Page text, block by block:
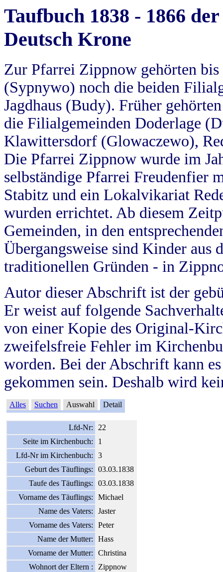
Taufbuch 1838 - 1866
Deutsch Krone
Zur Pfarrei Zippnow gehörten
(Sypnywo) noch die beiden
Jagdhaus (Budy). Früher
die Filialgemeinden Doderlage
Klawittersdorf (Glowaczewo),
Die Pfarrei Zippnow wurde im
selbständige Pfarrei Freudenfier
Stabitz und ein Lokalvikariat
wurden errichtet. Ab diesem
Gemeinden, in den
Übergangsweise sind Kinder aus
traditionellen Gründen - in
Autor dieser Abschrift ist der
Er weist auf folgende
von einer Kopie des Original-
zweifelsfreie Fehler im
worden. Bei der Abschrift kann
gekommen sein. Deshalb wird
Alles Suchen Auswahl Detail
Lfd-Nr:
22
Seite im Kirchenbuch:
1
Lfd-Nr im Kirchenbuch:
3
Geburt des Täuflings:
03.03.1838
Taufe des Täuflings:
03.03.1838
Vorname des Täuflings:
Michael
Name des Vaters:
Jaster
Vorname des Vaters:
Peter
Name der Mutter:
Hass
Vorname der Mutter:
Christina
Wohnort der Eltern :
Zippnow